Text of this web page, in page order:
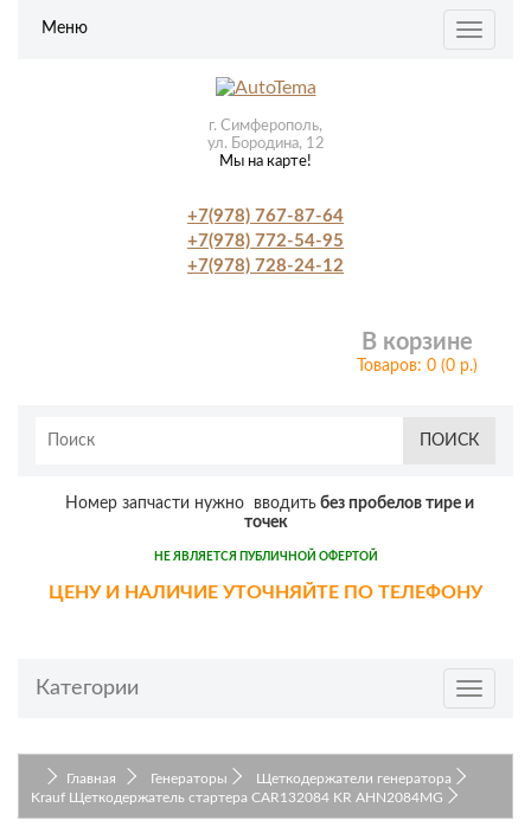
Toggle
Меню
г. Симферополь,
ул. Бородина, 12
Мы на карте!
+7(978) 767-87-64
+7(978) 772-54-95
+7(978) 728-24-12
В корзине
Товаров: 0 (0 р.)
ПОИСК
Номер запчасти нужно вводитьбез пробелов тире и
точек
НЕ ЯВЛЯЕТСЯ ПУБЛИЧНОЙ ОФЕРТОЙ
ЦЕНУ И НАЛИЧИЕ УТОЧНЯЙТЕ ПО ТЕЛЕФОНУ
Toggle
Категории
Главная Генераторы
Щеткодержатели генератора
Krauf Щеткодержатель стартера CAR132084 KR AHN2084MG